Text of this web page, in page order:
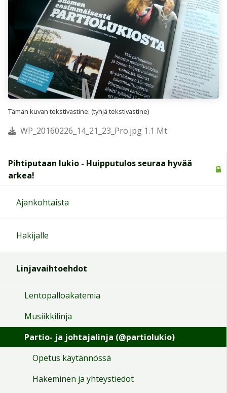
Tämän kuvan tekstivastine: (tyhjä tekstivastine)
WP_20160226_14_21_23_Pro.jpg 1.1 Mt
Pihtiputaan lukio - Huipputulos seuraa hyvää
arkea!
Ajankohtaista
Hakijalle
Linjavaihtoehdot
Lentopalloakatemia
Musiikkilinja
Partio- ja johtajalinja (@partiolukio)
Opetus käytännössä
Hakeminen ja yhteystiedot